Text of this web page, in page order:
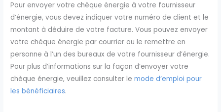
Pour envoyer votre chèque énergie à votre fournisseur
d’énergie, vous devez indiquer votre numéro de client et le
montant à déduire de votre facture. Vous pouvez envoyer
votre chèque énergie par courrier ou le remettre en
personne à l’un des bureaux de votre fournisseur d’énergie.
Pour plus d’informations sur la façon d’envoyer votre
chèque énergie, veuillez consulter lemode d’emploi pour
les bénéficiaires.